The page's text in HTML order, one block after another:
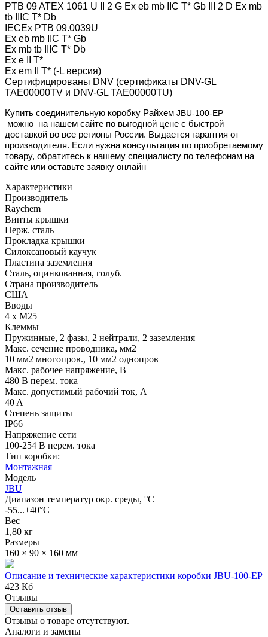
PTB 09 ATEX 1061 U II 2 G Ex eb mb IIC T* Gb III 2 D Ex mb
tb IIIC T* Db
IECEx PTB 09.0039U
Ex eb mb IIC T* Gb
Ex mb tb IIIC T* Db
Ex e II T*
Ex em II T* (-L версия)
Сертифицированы DNV (сертификаты DNV-GL
TAE00000TV и DNV-GL TAE00000TU)
Купить соединительную коробку Райхем JBU-100-EP
можно на нашем сайте по выгодной цене с быстрой
доставкой во все регионы России. Выдается гарантия от
производителя. Если нужна консультация по приобретаемому
товару, обратитесь к нашему специалисту по телефонам на
сайте или оставьте заявку онлайн
Характеристики
Производитель
Raychem
Винты крышки
Нерж. сталь
Прокладка крышки
Силоксановый каучук
Пластина заземления
Сталь, оцинкованная, голуб.
Страна производитель
США
Вводы
4 x M25
Клеммы
Пружинные, 2 фазы, 2 нейтрали, 2 заземления
Макс. сечение проводника, мм2
10 мм2 многопров., 10 мм2 однопров
Макс. рабочее напряжение, В
480 В перем. тока
Макс. допустимый рабочий ток, А
40 A
Степень защиты
IP66
Напряжение сети
100-254 В перем. тока
Тип коробки:
Монтажная
Модель
JBU
Диапазон температур окр. среды, °С
-55...+40°C
Вес
1,80 кг
Размеры
160 × 90 × 160 мм
Описание и технические характеристики коробки JBU-100-EP
423 Кб
Отзывы
Оставить отзыв
Отзывы о товаре отсутствуют.
Аналоги и замены